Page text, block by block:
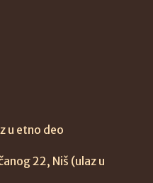
u etno deo
22, Niš (ulaz u